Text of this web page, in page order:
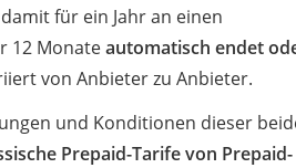
für ein Jahr an einen
12 Monateautomatisch endet
von Anbieter zu Anbieter.
und Konditionen dieser
Prepaid-Tarife von Prepaid-